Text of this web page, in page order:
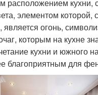
расположением кухни,
элементом которой,
огонь,
которым на кухне
кухни и южного
благоприятным для